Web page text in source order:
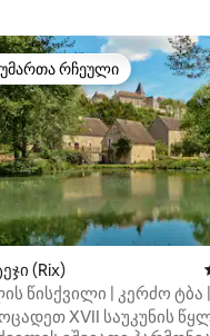
5‑დან 4,96, 45
რჩეული
რჩეული
(Rix)
წისქვილი | კერძო ტბა |
ბოჭკოვანი Wi‑Fi |
XVII საუკუნის